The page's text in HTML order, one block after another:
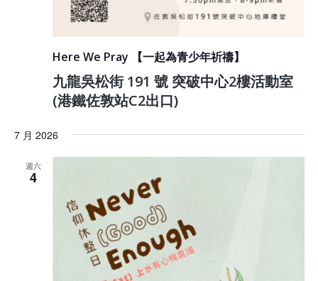
Here We Pray 【一起為青少年祈禱】
九龍吳松街 191 號 突破中心2樓活動室
(港鐵佐敦站C2出口)
7 月 2026
週六
4